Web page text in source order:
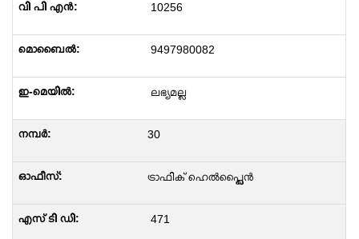
10256
9497980082
ലഭ്യമല്ല
30
ട്രാഫിക് ഹെൽപ്പ്ലൈൻ
471